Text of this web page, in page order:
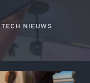
TECH NIEUWS